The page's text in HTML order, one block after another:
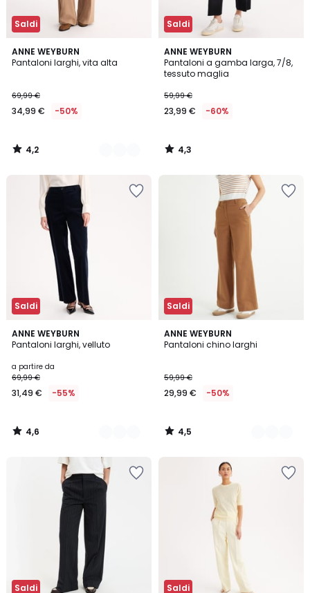
Saldi
ANNE WEYBURN
Pantaloni larghi, vita alta
69,99 €
34,99 € -50%
4,2
/ 5
2
Colori
4,2
/
Saldi
ANNE WEYBURN
Pantaloni a gamba larga, 7/8,
tessuto maglia
59,99 €
23,99 € -60%
4,3
/ 5
4,3
/
Saldi
ANNE WEYBURN
Pantaloni larghi, velluto
a partire da
69,99 €
31,49 € -55%
4,6
/ 5
3
Colori
4,6
/
Saldi
ANNE WEYBURN
Pantaloni chino larghi
59,99 €
29,99 € -50%
4,5
/ 5
2
Colori
4,5
/
Saldi Saldi